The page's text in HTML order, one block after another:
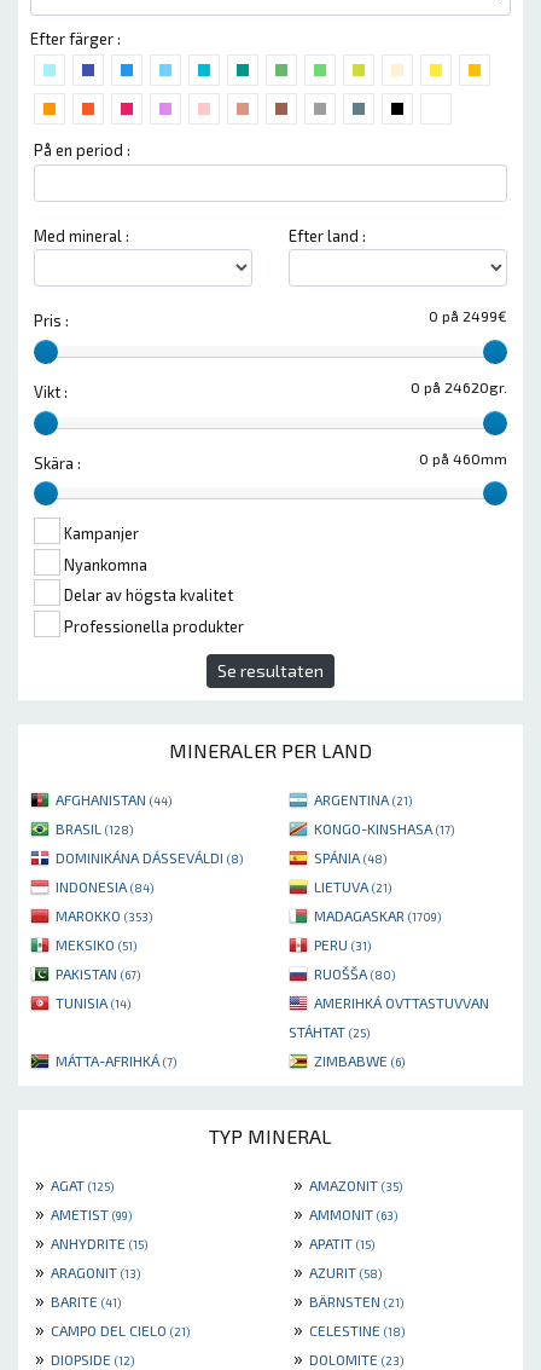
Efter färger :
På en period :
Med mineral : Efter land :
0 på 2499€
Pris :
0 på 24620gr.
Vikt :
0 på 460mm
Skära :
Kampanjer
Nyankomna
Delar av högsta kvalitet
Professionella produkter
Se resultaten
MINERALER PER LAND
AFGHANISTAN (44) ARGENTINA (21)
BRASIL (128) KONGO-KINSHASA (17)
DOMINIKÁNA DÁSSEVÁLDI (8) SPÁNIA (48)
INDONESIA (84) LIETUVA (21)
MAROKKO (353) MADAGASKAR (1709)
MEKSIKO (51) PERU (31)
PAKISTAN (67) RUOŠŠA (80)
TUNISIA (14)
AMERIHKÁ OVTTASTUVVAN
STÁHTAT (25)
MÁTTA-AFRIHKÁ (7) ZIMBABWE (6)
TYP MINERAL
» AGAT (125) » AMAZONIT (35)
» AMETIST (99) » AMMONIT (63)
» ANHYDRITE (15) » APATIT (15)
» ARAGONIT (13) » AZURIT (58)
» BARITE (41) » BÄRNSTEN (21)
» CAMPO DEL CIELO (21) » CELESTINE (18)
» DIOPSIDE (12) » DOLOMITE (23)